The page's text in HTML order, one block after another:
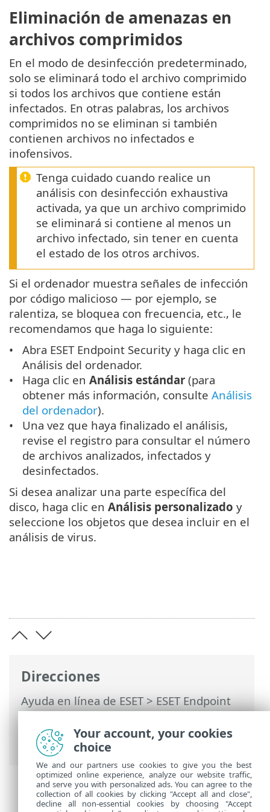
Direcciones
Ayuda en línea de ESET>ESET Endpoint
Security>Usar ESET Endpoint Security>
Configuración>Equipo> Se detecta una
amenaza
Eliminación de amenazas en
archivos comprimidos
En el modo de desinfección predeterminado,
solo se eliminará todo el archivo comprimido
si todos los archivos que contiene están
infectados. En otras palabras, los archivos
comprimidos no se eliminan si también
contienen archivos no infectados e
inofensivos.
Tenga cuidado cuando realice un
análisis con desinfección exhaustiva
activada, ya que un archivo comprimido
se eliminará si contiene al menos un
archivo infectado, sin tener en cuenta
el estado de los otros archivos.
Si el ordenador muestra señales de infección
por código malicioso — por ejemplo, se
ralentiza, se bloquea con frecuencia, etc., le
recomendamos que haga lo siguiente:
Abra ESET Endpoint Security y haga clic en
Análisis del ordenador.
Haga clic enAnálisis estándar (para
obtener más información, consulteAnálisis
del ordenador).
Una vez que haya finalizado el análisis,
revise el registro para consultar el número
de archivos analizados, infectados y
desinfectados.
Si desea analizar una parte específica del
disco, haga clic en Análisis personalizado y
seleccione los objetos que desea incluir en el
análisis de virus.
Your account, your cookies
choice
We and our partners use cookies to give you the best
optimized online experience, analyze our website traffic,
and serve you with personalized ads. You can agree to the
collection of all cookies by clicking "Accept all and close",
decline all non-essential cookies by choosing "Accept